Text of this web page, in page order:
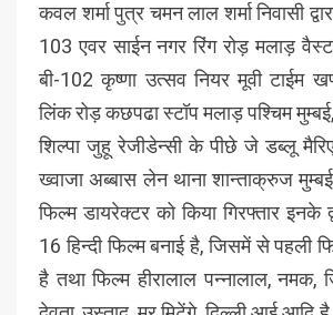
कवल शर्मा पुत्र चमन लाल शर्मा निवासी
103 एवर साईन नगर रिंग रोड़ मलाड़ वैस्ट
बी-102 कृष्णा उत्सव नियर मूवी टाईम
लिंक रोड़ कछपढा स्टॉप मलाड़ पश्चिम
शिल्पा जुहू रेजीडेन्सी के पीछे जे डब्लू
ख्वाजा अब्बास लेन थाना शान्ताक्रुज
फिल्म डायरेक्टर को किया गिरफ्तार इनके
16 हिन्दी फिल्म बनाई है, जिसमें से पहली
है तथा फिल्म हीरालाल पन्नालाल, नमक,